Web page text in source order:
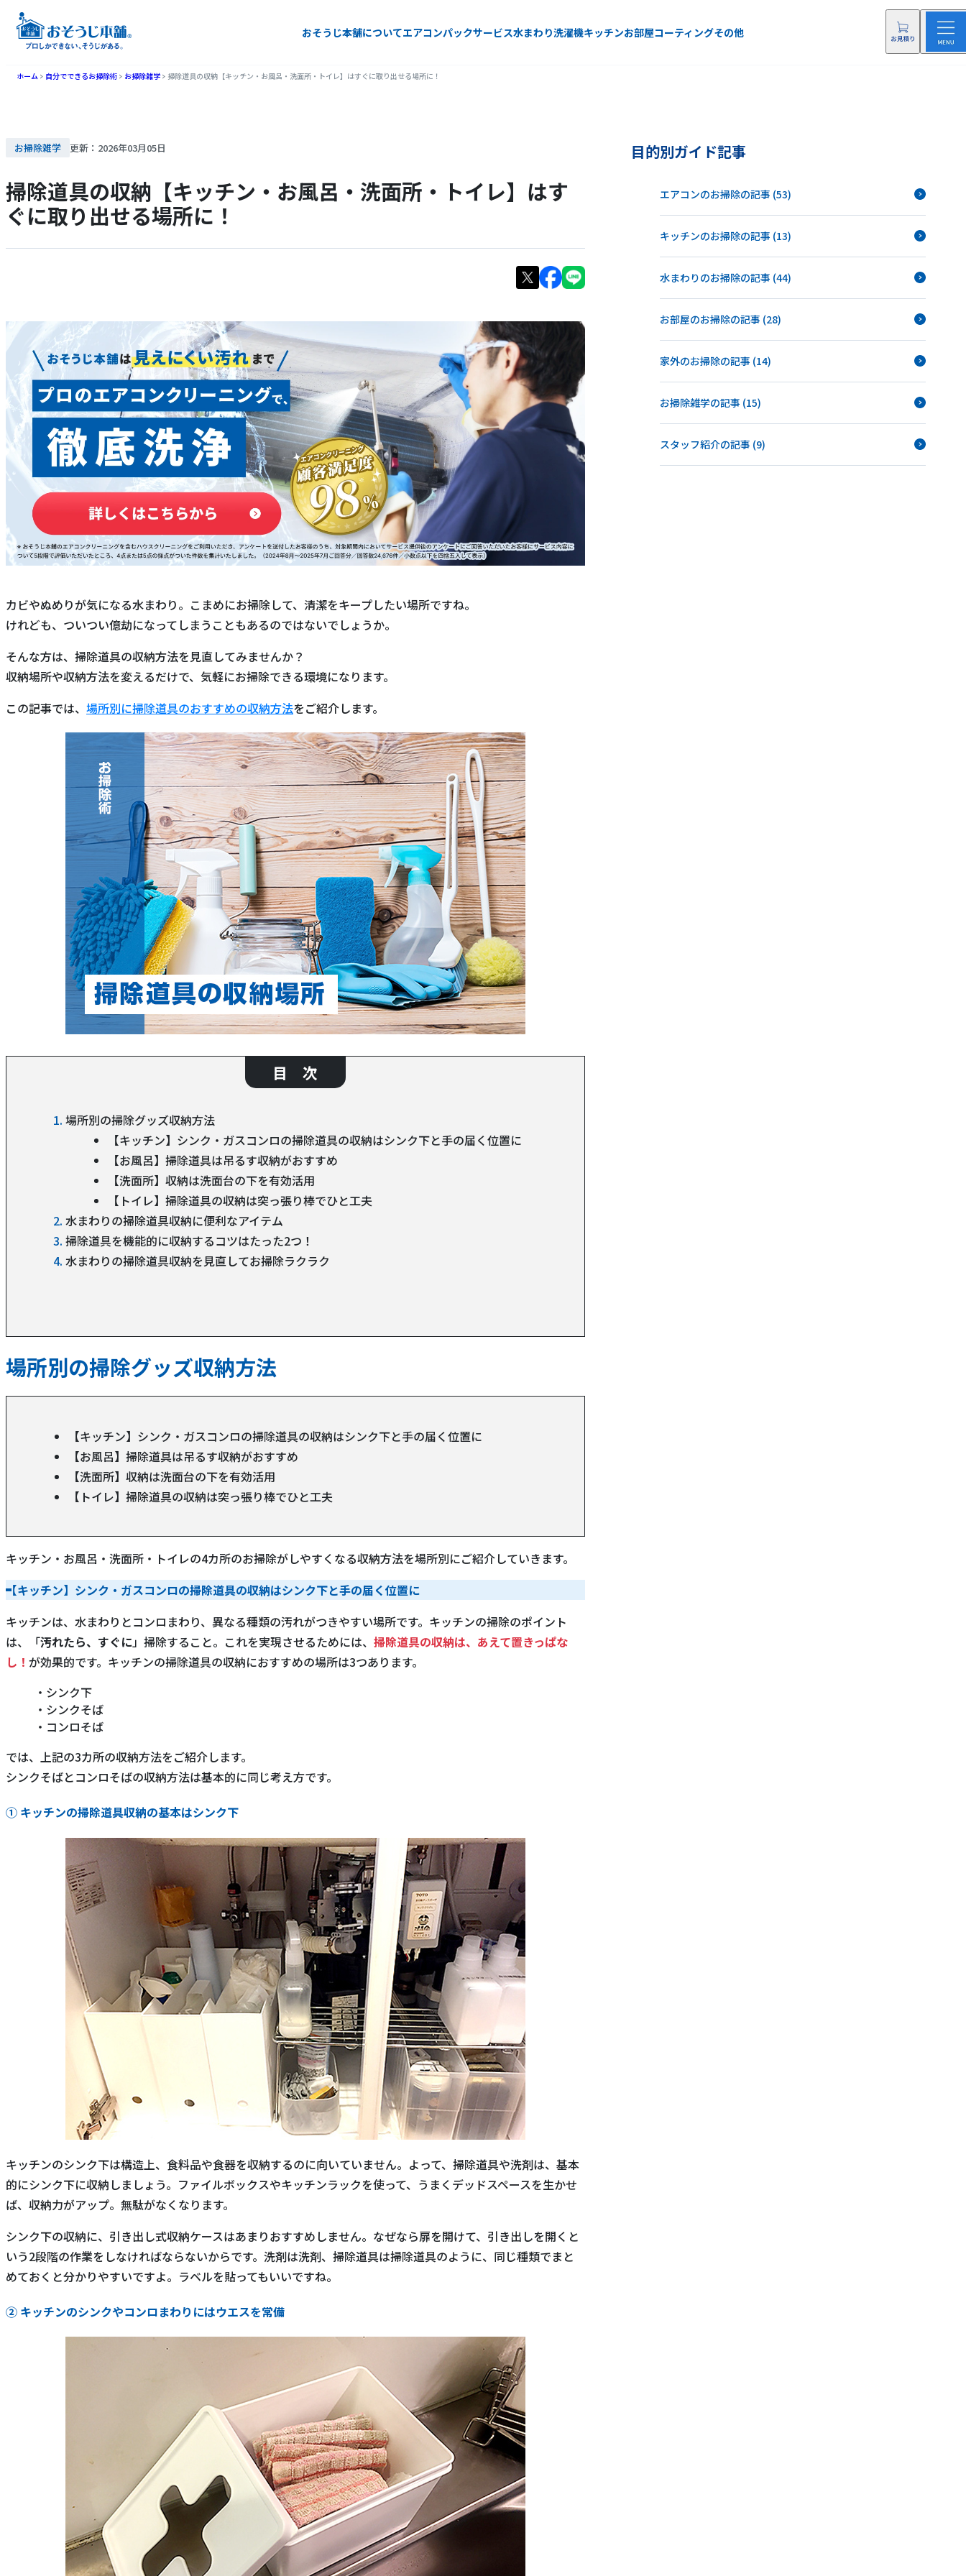
おそうじ本舗についてエアコンパックサービス水まわり洗濯機キッチンお部屋コーティングその他
ホーム 自分でできるお掃除術 お掃除雑学 掃除道具の収納【キッチン・お風呂・洗面所・トイレ】はすぐに取り出せる場所に！
お掃除雑学 更新：2026年03月05日
掃除道具の収納【キッチン・お風呂・洗面所・トイレ】はす
ぐに取り出せる場所に！
カビやぬめりが気になる水まわり。こまめにお掃除して、清潔をキープしたい場所ですね。
けれども、ついつい億劫になってしまうこともあるのではないでしょうか。
そんな方は、掃除道具の収納方法を見直してみませんか？
収納場所や収納方法を変えるだけで、気軽にお掃除できる環境になります。
この記事では、 場所別に掃除道具のおすすめの収納方法をご紹介します。
目 次
場所別の掃除グッズ収納方法
【キッチン】シンク・ガスコンロの掃除道具の収納はシンク下と手の届く位置に
【お風呂】掃除道具は吊るす収納がおすすめ
【洗面所】収納は洗面台の下を有効活用
【トイレ】掃除道具の収納は突っ張り棒でひと工夫
水まわりの掃除道具収納に便利なアイテム
掃除道具を機能的に収納するコツはたった2つ！
水まわりの掃除道具収納を見直してお掃除ラクラク
場所別の掃除グッズ収納方法
【キッチン】シンク・ガスコンロの掃除道具の収納はシンク下と手の届く位置に
【お風呂】掃除道具は吊るす収納がおすすめ
【洗面所】収納は洗面台の下を有効活用
【トイレ】掃除道具の収納は突っ張り棒でひと工夫
キッチン・お風呂・洗面所・トイレの4カ所のお掃除がしやすくなる収納方法を場所別にご紹介していきます。
【キッチン】シンク・ガスコンロの掃除道具の収納はシンク下と手の届く位置に
キッチンは、水まわりとコンロまわり、異なる種類の汚れがつきやすい場所です。キッチンの掃除のポイント
は、「汚れたら、すぐに」掃除すること。これを実現させるためには、 掃除道具の収納は、あえて置きっぱな
し！ が効果的です。キッチンの掃除道具の収納におすすめの場所は3つあります。
シンク下
シンクそば
コンロそば
では、上記の3カ所の収納方法をご紹介します。
シンクそばとコンロそばの収納方法は基本的に同じ考え方です。
① キッチンの掃除道具収納の基本はシンク下
キッチンのシンク下は構造上、食料品や食器を収納するのに向いていません。よって、掃除道具や洗剤は、基本
的にシンク下に収納しましょう。ファイルボックスやキッチンラックを使って、うまくデッドスペースを生かせ
ば、収納力がアップ。無駄がなくなります。
シンク下の収納に、引き出し式収納ケースはあまりおすすめしません。なぜなら扉を開けて、引き出しを開くと
いう2段階の作業をしなければならないからです。洗剤は洗剤、掃除道具は掃除道具のように、同じ種類でまと
めておくと分かりやすいですよ。ラベルを貼ってもいいですね。
② キッチンのシンクやコンロまわりにはウエスを常備
目的別ガイド記事
エアコンのお掃除の記事 (53)
キッチンのお掃除の記事 (13)
水まわりのお掃除の記事 (44)
お部屋のお掃除の記事 (28)
家外のお掃除の記事 (14)
お掃除雑学の記事 (15)
スタッフ紹介の記事 (9)